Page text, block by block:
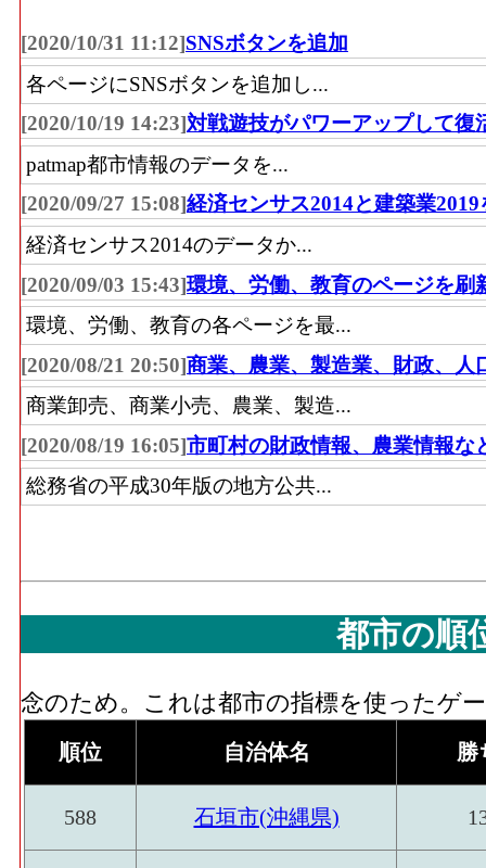
[2020/10/31 11:12]SNSボタンを追加
各ページにSNSボタンを追加し...
[2020/10/19 14:23]対戦遊技がパワーアップして復
patmap都市情報のデータを...
[2020/09/27 15:08]経済センサス2014と建築業2019
経済センサス2014のデータか...
[2020/09/03 15:43]環境、労働、教育のページを刷
環境、労働、教育の各ページを最...
[2020/08/21 20:50]商業、農業、製造業、財政、人
商業卸売、商業小売、農業、製造...
[2020/08/19 16:05]市町村の財政情報、農業情報な
総務省の平成30年版の地方公共...
都市の順
念のため。これは都市の指標を使ったゲ
順位 自治体名 勝
588 石垣市(沖縄県)